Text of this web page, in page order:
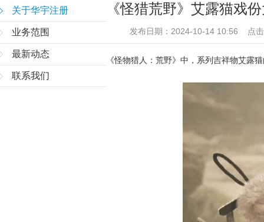
关于华宇注册
业务范围
最新动态
联系我们
《怪猎荒野》艾露猫戏
发布日期：2024-10-14 10:56 点
《怪物猎人：荒野》中，系列吉祥物艾露